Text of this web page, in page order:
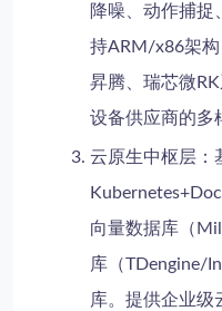
降噪、动作捕捉
持ARM/x86架
昇腾、瑞芯微
设备供应商的多
云原生中枢层
向量数据库（
库（TDengine/
库。提供企业级